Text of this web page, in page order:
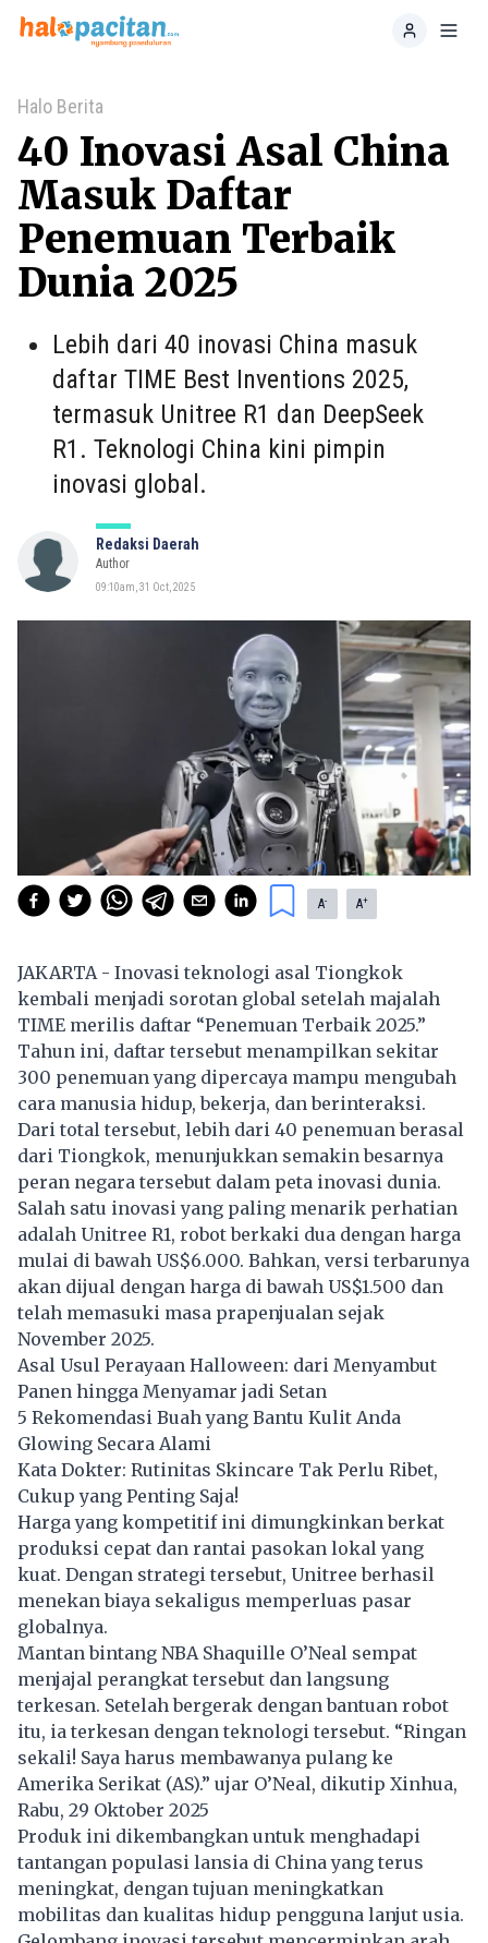
Home
Halo Berita
40 Inovasi Asal China
Masuk Daftar
Penemuan Terbaik
Dunia 2025
Lebih dari 40 inovasi China masuk
daftar TIME Best Inventions 2025,
termasuk Unitree R1 dan DeepSeek
R1. Teknologi China kini pimpin
inovasi global.
Redaksi Daerah
Author
09:10am, 31 Oct, 2025
A- A+
JAKARTA - Inovasi teknologi asal Tiongkok
kembali menjadi sorotan global setelah majalah
TIME merilis daftar “Penemuan Terbaik 2025.”
Tahun ini, daftar tersebut menampilkan sekitar
300 penemuan yang dipercaya mampu mengubah
cara manusia hidup, bekerja, dan berinteraksi.
Dari total tersebut, lebih dari 40 penemuan berasal
dari Tiongkok, menunjukkan semakin besarnya
peran negara tersebut dalam peta inovasi dunia.
Salah satu inovasi yang paling menarik perhatian
adalah Unitree R1, robot berkaki dua dengan harga
mulai di bawah US$6.000. Bahkan, versi terbarunya
akan dijual dengan harga di bawah US$1.500 dan
telah memasuki masa prapenjualan sejak
November 2025.
Asal Usul Perayaan Halloween: dari Menyambut
Panen hingga Menyamar jadi Setan
5 Rekomendasi Buah yang Bantu Kulit Anda
Glowing Secara Alami
Kata Dokter: Rutinitas Skincare Tak Perlu Ribet,
Cukup yang Penting Saja!
Harga yang kompetitif ini dimungkinkan berkat
produksi cepat dan rantai pasokan lokal yang
kuat. Dengan strategi tersebut, Unitree berhasil
menekan biaya sekaligus memperluas pasar
globalnya.
Mantan bintang NBA Shaquille O’Neal sempat
menjajal perangkat tersebut dan langsung
terkesan. Setelah bergerak dengan bantuan robot
itu, ia terkesan dengan teknologi tersebut. “Ringan
sekali! Saya harus membawanya pulang ke
Amerika Serikat (AS).” ujar O’Neal, dikutip Xinhua,
Rabu, 29 Oktober 2025
Produk ini dikembangkan untuk menghadapi
tantangan populasi lansia di China yang terus
meningkat, dengan tujuan meningkatkan
mobilitas dan kualitas hidup pengguna lanjut usia.